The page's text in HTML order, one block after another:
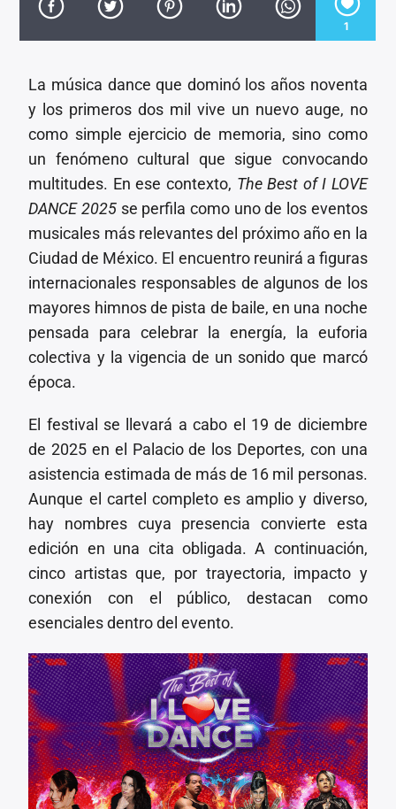
Invencible Radio
1
La música dance que dominó los años noventa
y los primeros dos mil vive un nuevo auge, no
como simple ejercicio de memoria, sino como
un fenómeno cultural que sigue convocando
multitudes. En ese contexto, The Best of I LOVE
DANCE 2025 se perfila como uno de los eventos
musicales más relevantes del próximo año en la
Ciudad de México. El encuentro reunirá a figuras
internacionales responsables de algunos de los
mayores himnos de pista de baile, en una noche
pensada para celebrar la energía, la euforia
colectiva y la vigencia de un sonido que marcó
época.
El festival se llevará a cabo el 19 de diciembre
de 2025 en el Palacio de los Deportes, con una
asistencia estimada de más de 16 mil personas.
Aunque el cartel completo es amplio y diverso,
hay nombres cuya presencia convierte esta
edición en una cita obligada. A continuación,
cinco artistas que, por trayectoria, impacto y
conexión con el público, destacan como
esenciales dentro del evento.